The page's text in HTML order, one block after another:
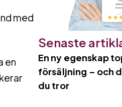
med
en
Senaste
En ny egenskap
försäljning – och
du tror